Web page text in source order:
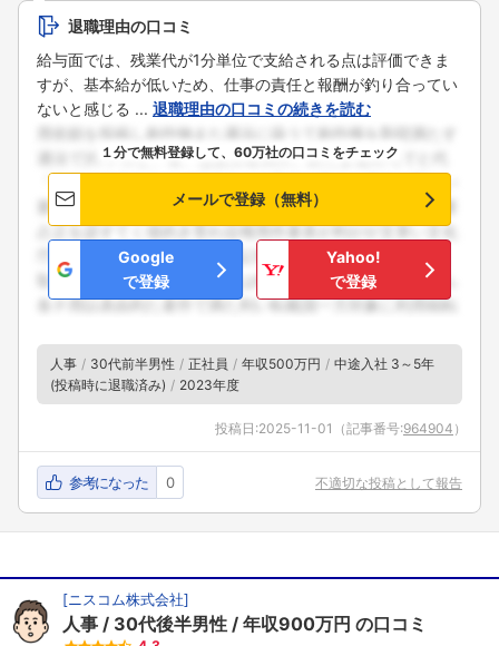
退職理由の口コミ
給与面では、残業代が1分単位で支給される点は評価できま
すが、基本給が低いため、仕事の責任と報酬が釣り合ってい
ないと感じる ... 退職理由の口コミの続きを読む
１分で無料登録して、60万社の口コミをチェック
メールで登録（無料）
Google
で登録
Yahoo!
で登録
人事 30代前半男性 正社員 年収500万円
中途入社 3～5年
(投稿時に退職済み)
2023年度
投稿日:2025-11-01 （記事番号:964904 ）
参考になった 0 不適切な投稿として報告
[ニスコム株式会社]
人事 30代後半男性 年収900万円 の口コミ